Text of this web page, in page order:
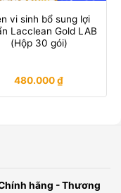
vi sinh bổ sung lợi
Lacclean Gold LAB
(Hộp 30 gói)
480.000₫
hãng - Thương